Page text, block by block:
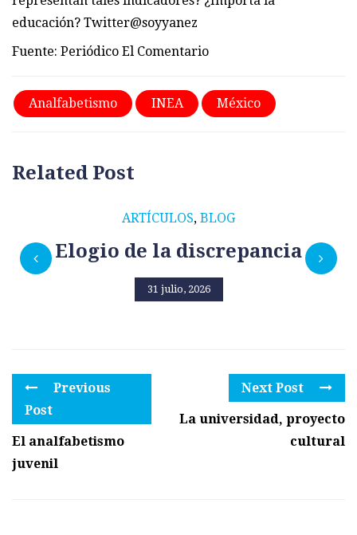
educación? Twitter@soyyanez
Fuente: Periódico El Comentario
Analfabetismo INEA México
Related Post
ARTÍCULOS, BLOG
Elogio de la discrepancia
31 julio, 2026
Previous
Post
El analfabetismo
juvenil
Next Post
La universidad, proyecto
cultural